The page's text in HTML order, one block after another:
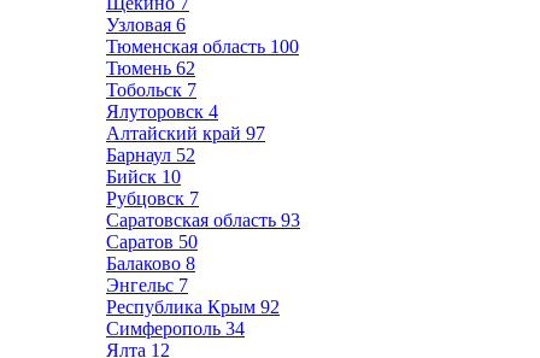
Узловая 6
Тюменская область 100
Тюмень 62
Тобольск 7
Ялуторовск 4
Алтайский край 97
Барнаул 52
Бийск 10
Рубцовск 7
Саратовская область 93
Саратов 50
Балаково 8
Энгельс 7
Республика Крым 92
Симферополь 34
Ялта 12